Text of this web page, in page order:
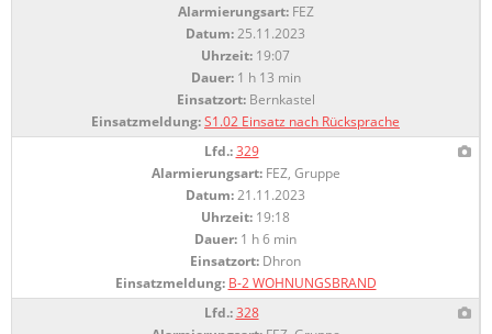
Alarmierungsart:FEZ
Datum:25.11.2023
Uhrzeit: 19:07
Dauer:1 h 13 min
Einsatzort:Bernkastel
Einsatzmeldung:S1.02 Einsatz nach Rücksprache
Lfd.: 329
Alarmierungsart:FEZ, Gruppe
Datum:21.11.2023
Uhrzeit: 19:18
Dauer: 1 h 6 min
Einsatzort: Dhron
Einsatzmeldung: B-2 WOHNUNGSBRAND
Lfd.: 328